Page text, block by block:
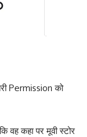
Permission को
कहा पर मूवी स्टोर